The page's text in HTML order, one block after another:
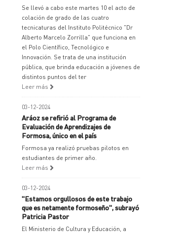
Se llevó a cabo este martes 10 el acto de
colación de grado de las cuatro
tecnicaturas del Instituto Politécnico "Dr
Alberto Marcelo Zorrilla" que funciona en
el Polo Científico, Tecnológico e
Innovación. Se trata de una institución
pública, que brinda educación a jóvenes de
distintos puntos del ter
Leer más
03-12-2024
Aráoz se refirió al Programa de
Evaluación de Aprendizajes de
Formosa, único en el país
Formosa ya realizó pruebas pilotos en
estudiantes de primer año.
Leer más
03-12-2024
"Estamos orgullosos de este trabajo
que es netamente formoseño", subrayó
Patricia Pastor
El Ministerio de Cultura y Educación, a